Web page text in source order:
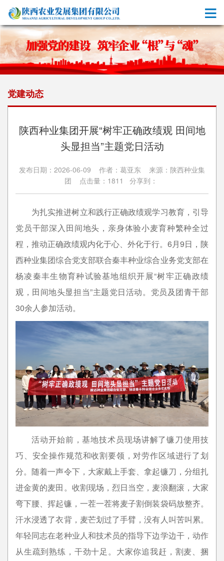
党建动态
陕西种业集团开展“树牢正确政绩观 田间地
头显担当”主题党日活动
发布日期：2026-06-09 作者：葛亚东 来源：陕西种业集
团 点击量：1811 分享到：
为扎实推进树立和践行正确政绩观学习教育，引导
党员干部深入田间地头，亲身体验小麦育种繁种全过
程，推动正确政绩观内化于心、外化于行。6月9日，陕
西种业集团综合党支部联合秦丰种业综合业务党支部在
杨凌秦丰生物育种试验基地组织开展“树牢正确政绩
观，田间地头显担当”主题党日活动。党员及团青干部
30余人参加活动。
活动开始前，基地技术员现场讲解了镰刀使用技
巧、安全操作规范和收割要领，对劳作区域进行了划
分。随着一声令下，大家戴上手套、拿起镰刀，分组扎
进金黄的麦田。收割现场，烈日当空，麦浪翻滚，大家
弯下腰、挥起镰，一茬一茬将麦子割倒装袋码放整齐。
汗水浸透了衣背，麦芒划过了手臂，没有人叫苦叫累。
年轻同志在老种业人和技术员的指导下边学边干，动作
从生疏到熟练，干劲十足。大家你追我赶，割麦、捆